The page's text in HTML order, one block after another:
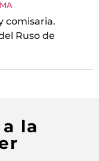
comisaria.
Ruso de
la